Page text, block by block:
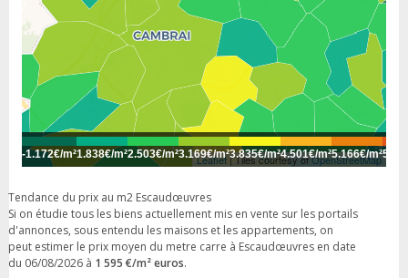
Leaflet| Tiles courtesy ofOpenStreetMap
-1.172€/m²1.838€/m²2.503€/m²3.169€/m²3.835€/m²4.501€/m²5.166€/m²
Tendance du prix au m2 Escaudœuvres
Si on étudie tous les biens actuellement mis en vente sur les portails
d'annonces, sous entendu les maisons et les appartements, on
peut estimer le prix moyen du metre carre à Escaudœuvres en date
du 06/08/2026 à 1 595 €/m² euros.